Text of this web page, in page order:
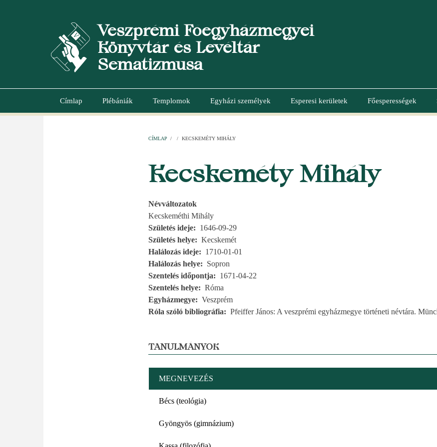
Veszprémi Főegyházmegyei
Könyvtár és Levéltár
Sematizmusa
Main
Címlap Plébániák Templomok Egyházi személyek Esperesi kerületek Főesperességek
CÍMLAP / / KECSKEMÉTY MIHÁLY
Kecskeméty Mihály
Névváltozatok
Kecskeméthi Mihály
Születés ideje
1646-09-29
Születés helye
Kecskemét
Halálozás ideje
1710-01-01
Halálozás helye
Sopron
Szentelés időpontja
1671-04-22
Szentelés helye
Róma
Egyházmegye
Veszprém
Róla szóló bibliográfia
Pfeiffer János: A veszprémi egyházmegye történeti névtára.
TANULMÁNYOK
MEGNEVEZÉS
Bécs (teológia)
Gyöngyös (gimnázium)